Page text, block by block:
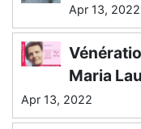
Apr 13, 2022
Maria
Apr 13, 2022